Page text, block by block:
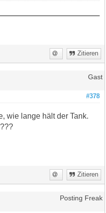
Zitieren
Gast
#378
wie lange hält der Tank.
Zitieren
Posting Freak